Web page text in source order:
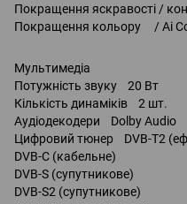
Покращення яскравості /
Покращення кольору / Ai
Мультимедіа
Потужність звуку 20 Вт
Кількість динаміків 2 шт.
Аудіодекодери Dolby Audio
Цифровий тюнер DVB-T2
DVB-C (кабельне)
DVB-S (супутникове)
DVB-S2 (супутникове)